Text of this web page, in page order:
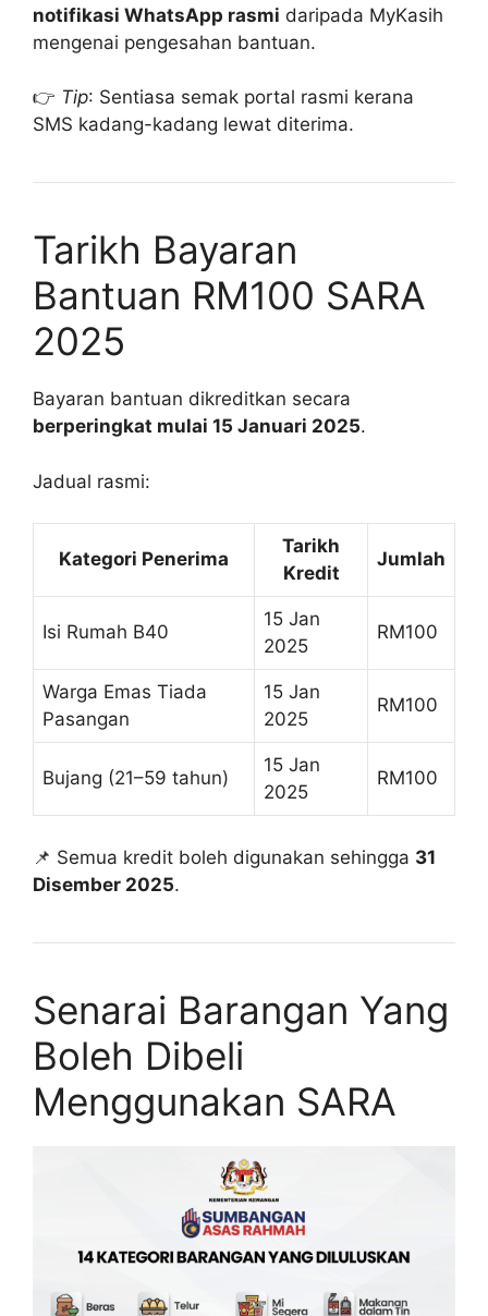
notifikasi WhatsApp rasmi daripada MyKasih
mengenai pengesahan bantuan.
👉 Tip: Sentiasa semak portal rasmi kerana
SMS kadang-kadang lewat diterima.
Tarikh Bayaran
Bantuan RM100 SARA
2025
Bayaran bantuan dikreditkan secara
berperingkat mulai 15 Januari 2025.
Jadual rasmi:
Kategori Penerima
Tarikh
Kredit
Jumlah
Isi Rumah B40
15 Jan
2025
RM100
Warga Emas Tiada
Pasangan
15 Jan
2025
RM100
Bujang (21–59 tahun)
15 Jan
2025
RM100
📌 Semua kredit boleh digunakan sehingga 31
Disember 2025.
Senarai Barangan Yang
Boleh Dibeli
Menggunakan SARA